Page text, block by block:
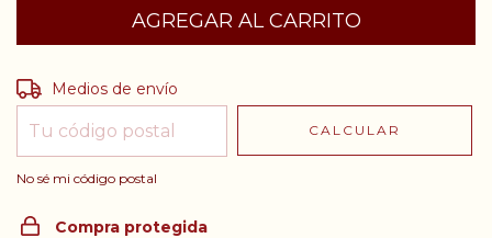
Entregas para el CP:
Medios de envío
CALCULAR
No sé mi código postal
Compra protegida